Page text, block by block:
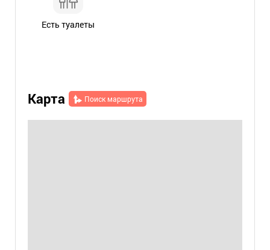
Есть туалеты
Карта Поиск маршрута